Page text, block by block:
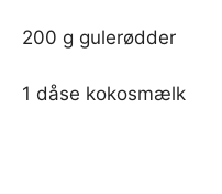
200 g gulerødder
1 dåse kokosmælk